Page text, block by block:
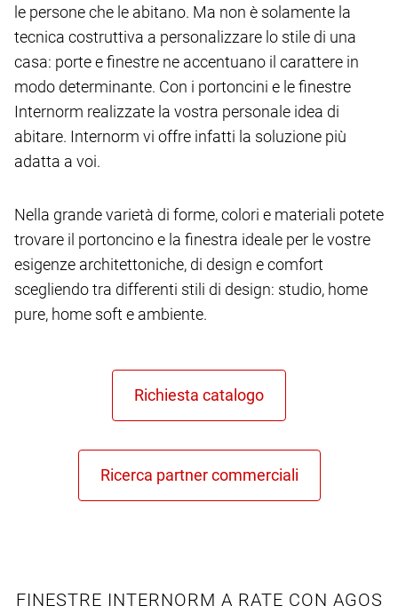
le persone che le abitano. Ma non è solamente la
tecnica costruttiva a personalizzare lo stile di una
casa: porte e finestre ne accentuano il carattere in
modo determinante. Con i portoncini e le finestre
Internorm realizzate la vostra personale idea di
abitare. Internorm vi offre infatti la soluzione più
adatta a voi.
Nella grande varietà di forme, colori e materiali potete
trovare il portoncino e la finestra ideale per le vostre
esigenze architettoniche, di design e comfort
scegliendo tra differenti stili di design: studio, home
pure, home soft e ambiente.
FINESTRE INTERNORM A RATE CON AGOS